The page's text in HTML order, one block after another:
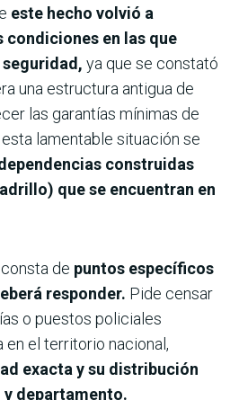
este hecho volvió a
condiciones en las que
ya que se constató
una estructura antigua de
las garantías mínimas de
lamentable situación se
construidas
que se encuentran en
de puntos específicos
responder. Pide censar
o puestos policiales
el territorio nacional,
exacta y su distribución
departamento.